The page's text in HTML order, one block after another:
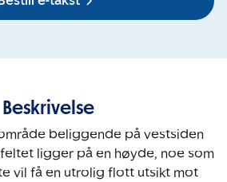
Beskrivelse
beliggende på vestsiden
ligger på en høyde, noe som
vil få en utrolig flott utsikt mot